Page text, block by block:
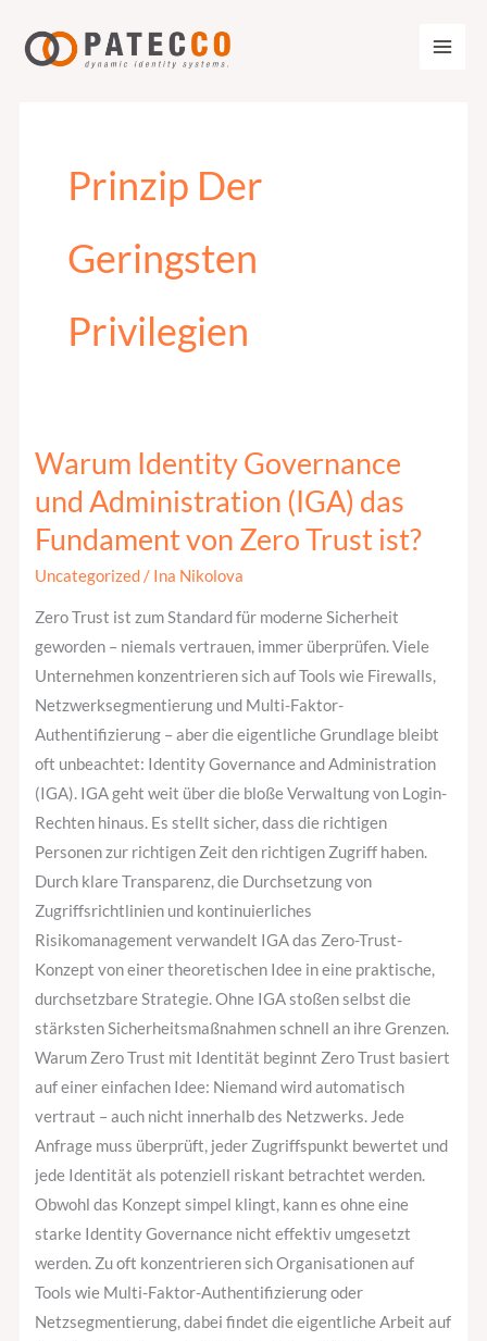
Inhalt
springen
Prinzip Der
Geringsten
Privilegien
Warum Identity Governance
und Administration (IGA) das
Fundament von Zero Trust ist?
Uncategorized/ Ina Nikolova
Zero Trust ist zum Standard für moderne Sicherheit
geworden – niemals vertrauen, immer überprüfen. Viele
Unternehmen konzentrieren sich auf Tools wie Firewalls,
Netzwerksegmentierung und Multi-Faktor-
Authentifizierung – aber die eigentliche Grundlage bleibt
oft unbeachtet: Identity Governance and Administration
(IGA). IGA geht weit über die bloße Verwaltung von Login-
Rechten hinaus. Es stellt sicher, dass die richtigen
Personen zur richtigen Zeit den richtigen Zugriff haben.
Durch klare Transparenz, die Durchsetzung von
Zugriffsrichtlinien und kontinuierliches
Risikomanagement verwandelt IGA das Zero-Trust-
Konzept von einer theoretischen Idee in eine praktische,
durchsetzbare Strategie. Ohne IGA stoßen selbst die
stärksten Sicherheitsmaßnahmen schnell an ihre Grenzen.
Warum Zero Trust mit Identität beginnt Zero Trust basiert
auf einer einfachen Idee: Niemand wird automatisch
vertraut – auch nicht innerhalb des Netzwerks. Jede
Anfrage muss überprüft, jeder Zugriffspunkt bewertet und
jede Identität als potenziell riskant betrachtet werden.
Obwohl das Konzept simpel klingt, kann es ohne eine
starke Identity Governance nicht effektiv umgesetzt
werden. Zu oft konzentrieren sich Organisationen auf
Tools wie Multi-Faktor-Authentifizierung oder
Netzsegmentierung, dabei findet die eigentliche Arbeit auf
Warum
Identity
Governance
und
Administration